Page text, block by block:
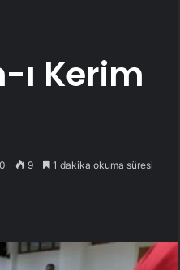
ı Kerim
0 9 1 dakika okuma süresi